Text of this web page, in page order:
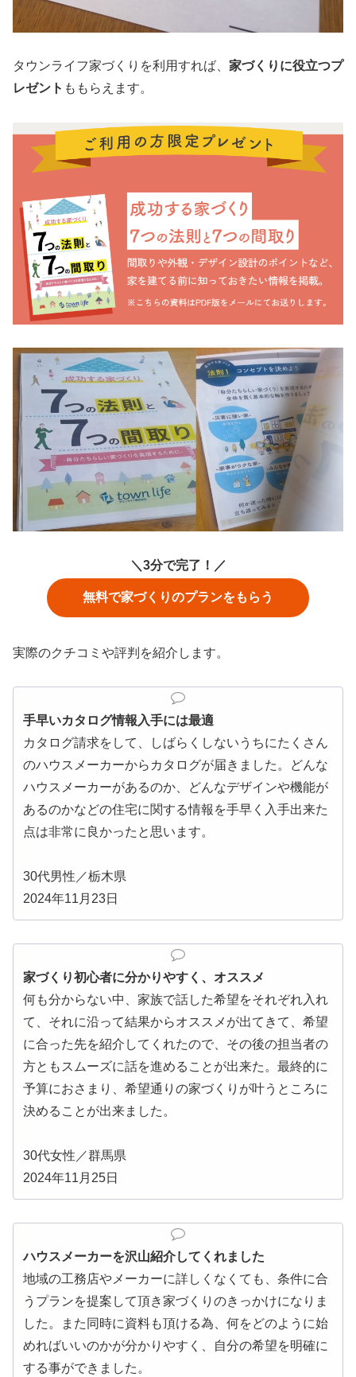
タウンライフ家づくりを利用すれば、 家づくりに役立つプ
レゼント ももらえます。
＼3分で完了！／
無料で家づくりのプランをもらう
実際のクチコミや評判を紹介します。
手早いカタログ情報入手には最適
カタログ請求をして、しばらくしないうちにたくさん
のハウスメーカーからカタログが届きました。どんな
ハウスメーカーがあるのか、どんなデザインや機能が
あるのかなどの住宅に関する情報を手早く入手出来た
点は非常に良かったと思います。
30代男性／栃木県
2024年11月23日
家づくり初心者に分かりやすく、オススメ
何も分からない中、家族で話した希望をそれぞれ入れ
て、それに沿って結果からオススメが出てきて、希望
に合った先を紹介してくれたので、その後の担当者の
方ともスムーズに話を進めることが出来た。最終的に
予算におさまり、希望通りの家づくりが叶うところに
決めることが出来ました。
30代女性／群馬県
2024年11月25日
ハウスメーカーを沢山紹介してくれました
地域の工務店やメーカーに詳しくなくても、条件に合
うプランを提案して頂き家づくりのきっかけになりま
した。また同時に資料も頂ける為、何をどのように始
めればいいのかが分かりやすく、自分の希望を明確に
する事ができました。